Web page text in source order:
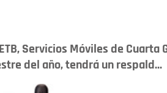
Servicios Móviles de Cuarta
del año, tendrá un respald...